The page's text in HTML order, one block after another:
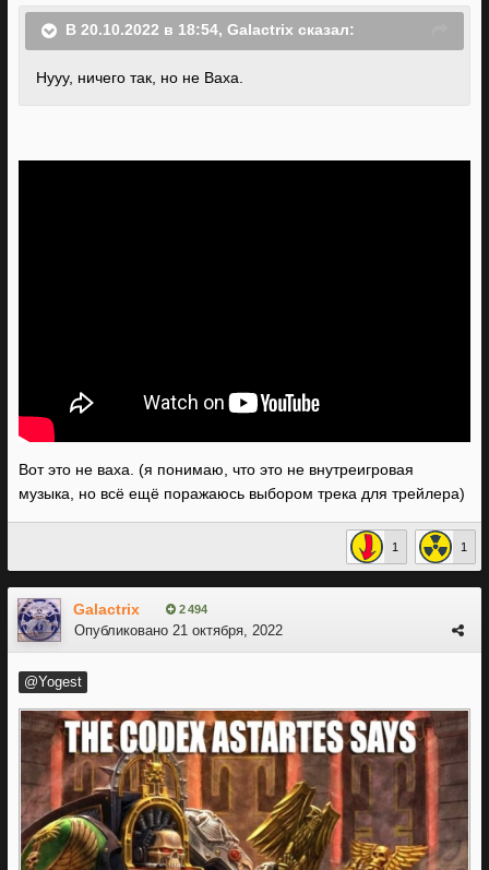
В 20.10.2022 в 18:54, Galactrix сказал:
Нууу, ничего так, но не Ваха.
Вот это не ваха. (я понимаю, что это не внутреигровая
музыка, но всё ещё поражаюсь выбором трека для трейлера)
1 1
Galactrix 2 494
Опубликовано 21 октября, 2022
@Yogest